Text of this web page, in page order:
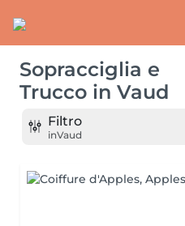
Sopracciglia e
Trucco in Vaud
Filtro
inVaud